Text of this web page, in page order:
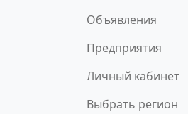
Объявления
Предприятия
Личный кабинет
Выбрать регион